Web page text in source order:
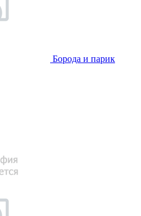
Борода и парик